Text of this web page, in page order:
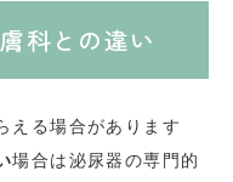
科との違い
える場合があります
場合は泌尿器の専門的